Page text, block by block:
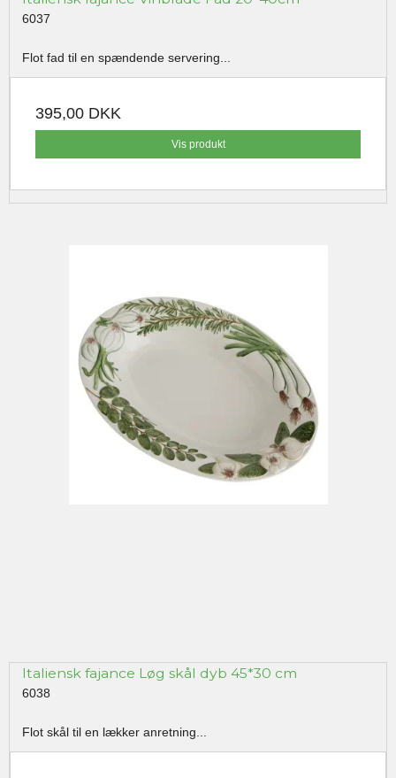
6037
Flot fad til en spændende servering...
395,00 DKK
Vis produkt
Italiensk fajance Løg skål dyb 45*30 cm
6038
Flot skål til en lækker anretning...